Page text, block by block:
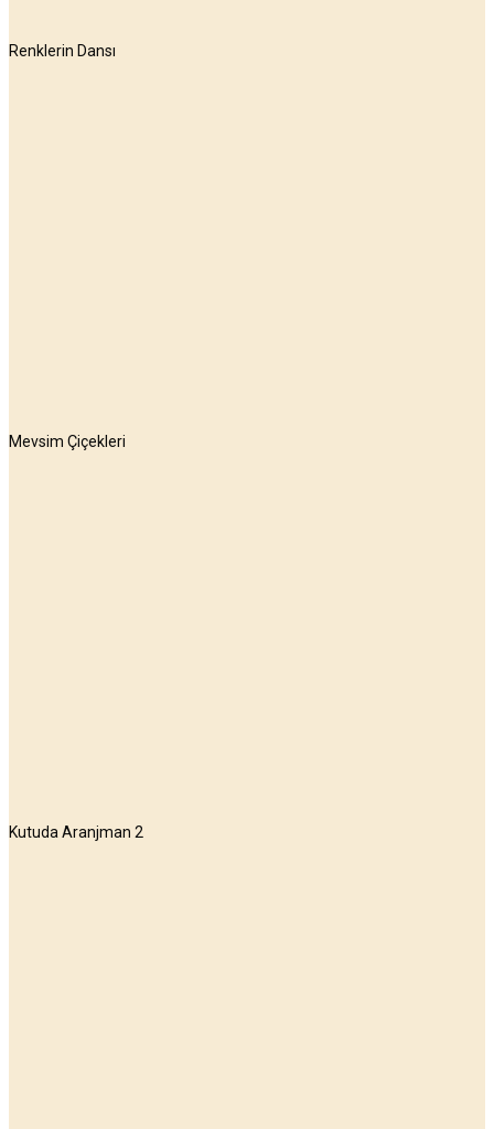
Renklerin Dansı
Mevsim Çiçekleri
Kutuda Aranjman 2